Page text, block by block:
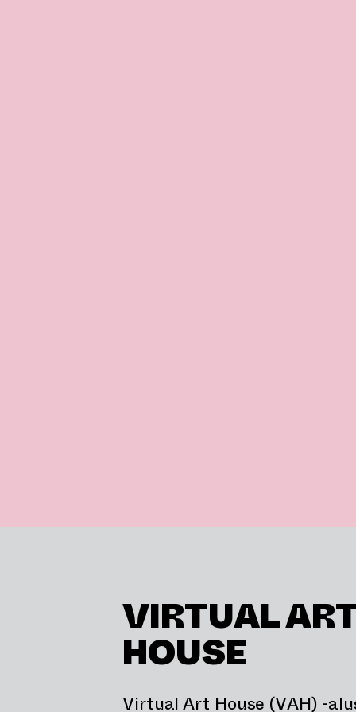
VIRTUAL
HOUSE
Virtual Art House (VAH) -